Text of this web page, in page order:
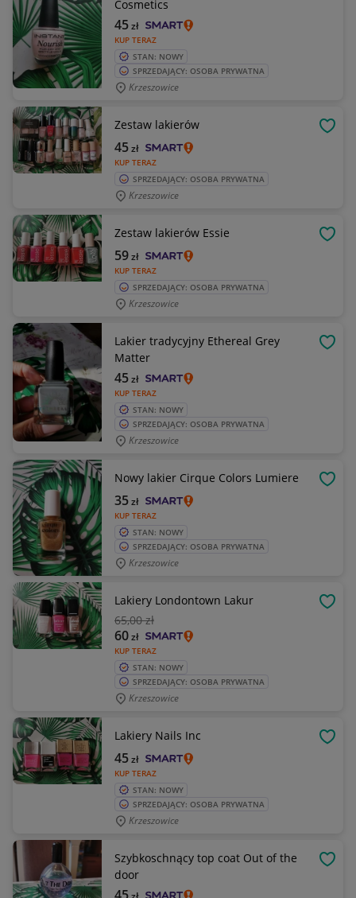
Cosmetics
KUP TERAZ
45zł
STAN: NOWY
SPRZEDAJĄCY: OSOBA PRYWATNA
Krzeszowice
Zestaw lakierów
KUP TERAZ
45zł
SPRZEDAJĄCY: OSOBA PRYWATNA
Krzeszowice
Zestaw lakierów Essie
KUP TERAZ
59zł
SPRZEDAJĄCY: OSOBA PRYWATNA
Krzeszowice
Lakier tradycyjny Ethereal Grey
Matter
KUP TERAZ
45zł
STAN: NOWY
SPRZEDAJĄCY: OSOBA PRYWATNA
Krzeszowice
Nowy lakier Cirque Colors Lumiere
KUP TERAZ
35zł
STAN: NOWY
SPRZEDAJĄCY: OSOBA PRYWATNA
Krzeszowice
Lakiery Londontown Lakur
65,00 zł
KUP TERAZ
60zł
STAN: NOWY
SPRZEDAJĄCY: OSOBA PRYWATNA
Krzeszowice
Lakiery Nails Inc
KUP TERAZ
45zł
STAN: NOWY
SPRZEDAJĄCY: OSOBA PRYWATNA
Krzeszowice
Szybkoschnący top coat Out of the
door